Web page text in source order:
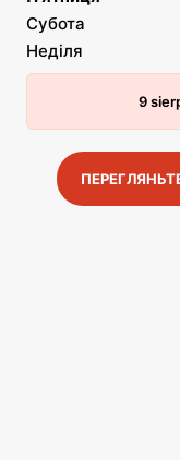
Субота
Неділя
9